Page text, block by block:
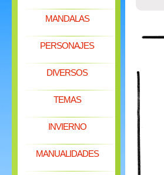
MANDALAS
PERSONAJES
DIVERSOS
TEMAS
INVIERNO
MANUALIDADES